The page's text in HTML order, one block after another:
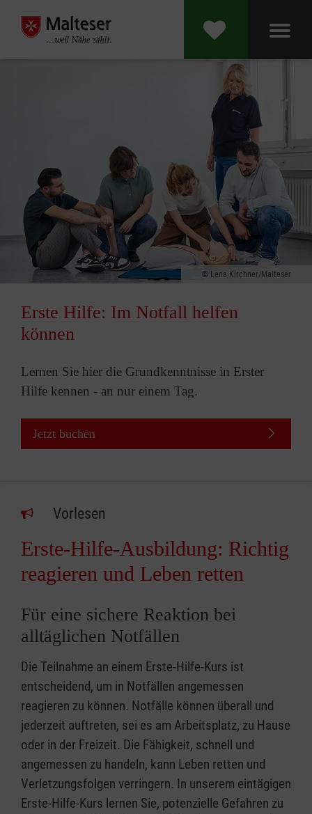
Lena Kirchner/Malteser
Erste Hilfe: Im Notfall helfen
können
Lernen Sie hier die Grundkenntnisse in Erster
Hilfe kennen - an nur einem Tag.
Jetzt buchen
Vorlesen
Erste-Hilfe-Ausbildung: Richtig
reagieren und Leben retten
Für eine sichere Reaktion bei
alltäglichen Notfällen
Die Teilnahme an einem Erste-Hilfe-Kurs ist
entscheidend, um in Notfällen angemessen
reagieren zu können. Notfälle können überall und
jederzeit auftreten, sei es am Arbeitsplatz, zu Hause
oder in der Freizeit. Die Fähigkeit, schnell und
angemessen zu handeln, kann Leben retten und
Verletzungsfolgen verringern. In unserem eintägigen
Erste-Hilfe-Kurs lernen Sie, potenzielle Gefahren zu